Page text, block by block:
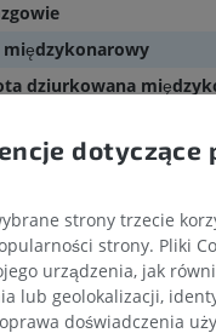
międzykonarowy
dziurkowana
mózgu
śródmózgowia
komora
dotyczące
strony trzecie
strony. Pliki
urządzenia, jak
lub geolokalizacji,
doświadczenia